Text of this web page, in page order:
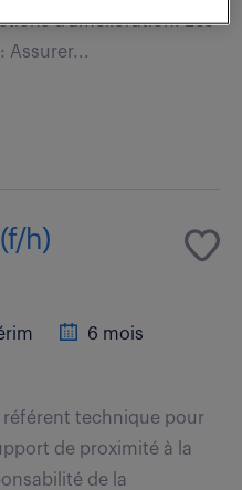
d'amélioration. Les
Assurer...
h)
6 mois
référent technique pour
de proximité à la
de la